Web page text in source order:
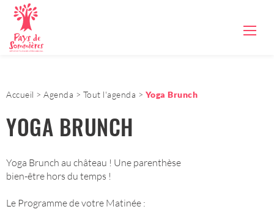
Accueil Agenda Tout l'agenda Yoga Brunch
YOGA BRUNCH
Yoga Brunch au château ! Une parenthèse
bien-être hors du temps !
Le Programme de votre Matinée :